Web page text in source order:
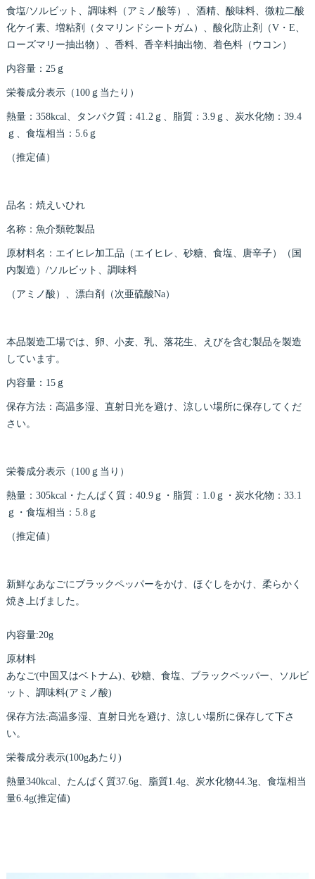
食塩/ソルビット、調味料（アミノ酸等）、酒精、酸味料、微粒二酸
化ケイ素、増粘剤（タマリンドシートガム）、酸化防止剤（V・E、
ローズマリー抽出物）、香料、香辛料抽出物、着色料（ウコン）
内容量：25ｇ
栄養成分表示（100ｇ当たり）
熱量：358kcal、タンパク質：41.2ｇ、脂質：3.9ｇ、炭水化物：39.4
ｇ、食塩相当：5.6ｇ
（推定値）
品名：焼えいひれ
名称：魚介類乾製品
原材料名：エイヒレ加工品（エイヒレ、砂糖、食塩、唐辛子）（国
内製造）/ソルビット、調味料
（アミノ酸）、漂白剤（次亜硫酸Na）
本品製造工場では、卵、小麦、乳、落花生、えびを含む製品を製造
しています。
内容量：15ｇ
保存方法：高温多湿、直射日光を避け、涼しい場所に保存してくだ
さい。
栄養成分表示（100ｇ当り）
熱量：305kcal・たんぱく質：40.9ｇ・脂質：1.0ｇ・炭水化物：33.1
ｇ・食塩相当：5.8ｇ
（推定値）
新鮮なあなごにブラックペッパーをかけ、ほぐしをかけ、柔らかく
焼き上げました。
内容量:20g
原材料
あなご(中国又はベトナム)、砂糖、食塩、ブラックペッパー、ソルビ
ット、調味料(アミノ酸)
保存方法:高温多湿、直射日光を避け、涼しい場所に保存して下さ
い。
栄養成分表示(100gあたり)
熱量340kcal、たんぱく質37.6g、脂質1.4g、炭水化物44.3g、食塩相当
量6.4g(推定値)